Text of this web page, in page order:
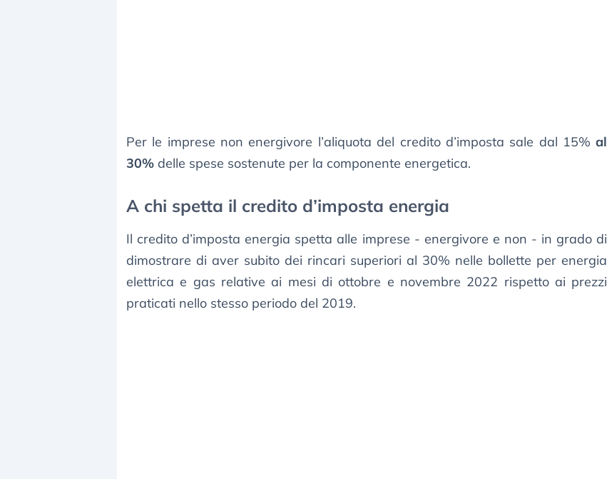
Per le imprese non energivore l’aliquota del credito d’imposta sale dal 15%al
30% delle spese sostenute per la componente energetica.
A chi spetta il credito d’imposta energia
Il credito d’imposta energia spetta alle imprese - energivore e non - in grado di
dimostrare di aver subito dei rincari superiori al 30% nelle bollette per energia
elettrica e gas relative ai mesi di ottobre e novembre 2022 rispetto ai prezzi
praticati nello stesso periodo del 2019.